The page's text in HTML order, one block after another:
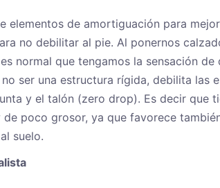
elementos de amortiguación para
no debilitar al pie. Al ponernos
normal que tengamos la sensación de
ser una estructura rígida, debilita las
y el talón (zero drop). Es decir que
poco grosor, ya que favorece
suelo.